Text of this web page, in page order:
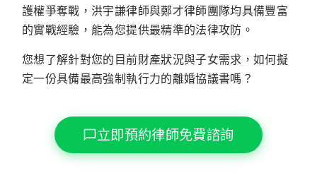
護權爭奪戰，洪宇謙律師與鄭才律師團隊均具備豐富
的實戰經驗，能為您提供最精準的法律攻防。
您想了解針對您的目前財產狀況與子女需求，如何擬
定一份具備最高強制執行力的離婚協議書嗎？
立即預約律師免費諮詢